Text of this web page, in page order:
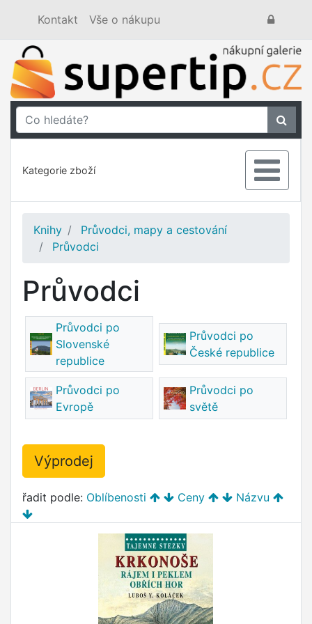
Kontakt Vše o nákupu
Kategorie zboží
Knihy
Průvodci, mapy a cestování
Průvodci
Průvodci
Průvodci po
Slovenské
republice
Průvodci po
České republice
Průvodci po
Evropě
Průvodci po
světě
Výprodej
řadit podle: Oblíbenosti Ceny Názvu